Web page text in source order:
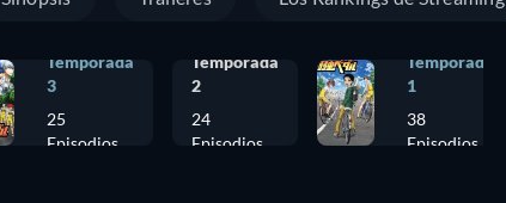
Temporada
3
25
Episodios
Temporada
2
24
Episodios
Temporada
1
38
Episodios